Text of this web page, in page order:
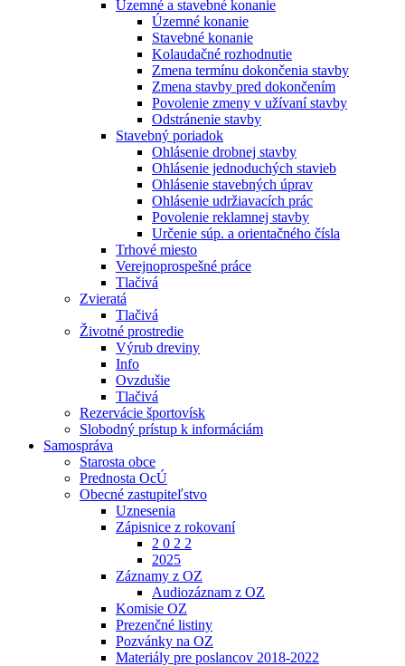
Územné a stavebné konanie
Územné konanie
Stavebné konanie
Kolaudačné rozhodnutie
Zmena termínu dokončenia stavby
Zmena stavby pred dokončením
Povolenie zmeny v užívaní stavby
Odstránenie stavby
Stavebný poriadok
Ohlásenie drobnej stavby
Ohlásenie jednoduchých stavieb
Ohlásenie stavebných úprav
Ohlásenie udržiavacích prác
Povolenie reklamnej stavby
Určenie súp. a orientačného čísla
Trhové miesto
Verejnoprospešné práce
Tlačivá
Zvieratá
Tlačivá
Životné prostredie
Výrub dreviny
Info
Ovzdušie
Tlačivá
Rezervácie športovísk
Slobodný prístup k informáciám
Samospráva
Starosta obce
Prednosta OcÚ
Obecné zastupiteľstvo
Uznesenia
Zápisnice z rokovaní
2 0 2 2
2025
Záznamy z OZ
Audiozáznam z OZ
Komisie OZ
Prezenčné listiny
Pozvánky na OZ
Materiály pre poslancov 2018-2022